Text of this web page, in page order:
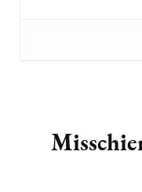
Navigation